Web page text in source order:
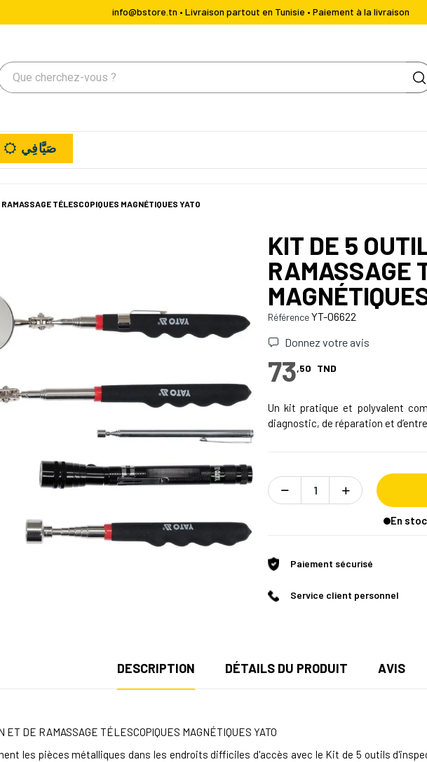
info@bstore.tn • Livraison partout en Tunisie • Paiement à la livraison
صَيَّافِي
TÉLESCOPIQUES MAGNÉTIQUES YATO
KIT DE 5
RAMASSAGE
RéférenceYT-06622
Donnez votre avis
73,50 TND
Un kit pratique et polyvalent
diagnostic, de réparation et
En
Paiement sécurisé
Service client personnel
DESCRIPTION DÉTAILS DU PRODUIT AVIS
ET DE RAMASSAGE TÉLESCOPIQUES MAGNÉTIQUES YATO
les pièces métalliques dans les endroits difficiles d'accès avec le Kit de 5 outils